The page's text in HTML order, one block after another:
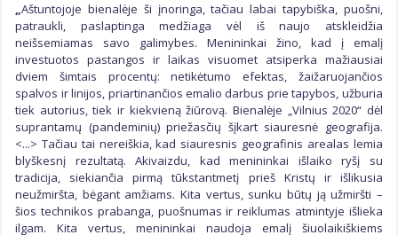
„Aštuntojoje bienalėje ši įnoringa, tačiau labai tapybiška, puošni,
patraukli, paslaptinga medžiaga vėl iš naujo atskleidžia
neišsemiamas savo galimybes. Menininkai žino, kad į emalį
investuotos pastangos ir laikas visuomet atsiperka mažiausiai
dviem šimtais procentų: netikėtumo efektas, žaižaruojančios
spalvos ir linijos, priartinančios emalio darbus prie tapybos, užburia
tiek autorius, tiek ir kiekvieną žiūrovą. Bienalėje „Vilnius 2020“ dėl
suprantamų (pandeminių) priežasčių šįkart siauresnė geografija.
<...> Tačiau tai nereiškia, kad siauresnis geografinis arealas lemia
blyškesnį rezultatą. Akivaizdu, kad menininkai išlaiko ryšį su
tradicija, siekiančia pirmą tūkstantmetį prieš Kristų ir išlikusia
neužmiršta, bėgant amžiams. Kita vertus, sunku būtų ją užmiršti –
šios technikos prabanga, puošnumas ir reiklumas atmintyje išlieka
ilgam. Kita vertus, menininkai naudoja emalį šiuolaikiškiems